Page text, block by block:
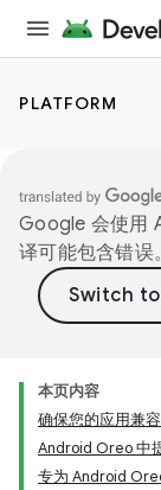
PLATFORM
Google 会使用
译可能包含错误。
本页内容
确保您的应用兼容
Android Oreo 中
专为 Android